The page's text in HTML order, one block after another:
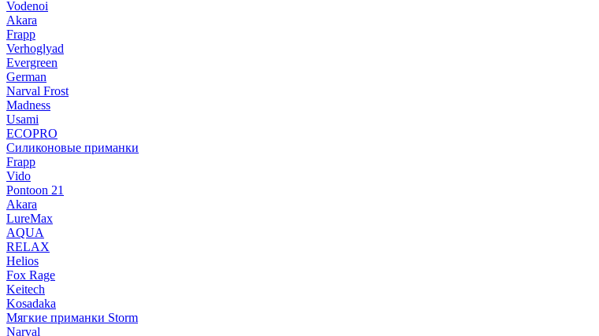
Vodenoi
Akara
Frapp
Verhoglyad
Evergreen
German
Narval Frost
Madness
Usami
ECOPRO
Силиконовые приманки
Frapp
Vido
Pontoon 21
Akara
LureMax
AQUA
RELAX
Helios
Fox Rage
Keitech
Kosadaka
Мягкие приманки Storm
Narval